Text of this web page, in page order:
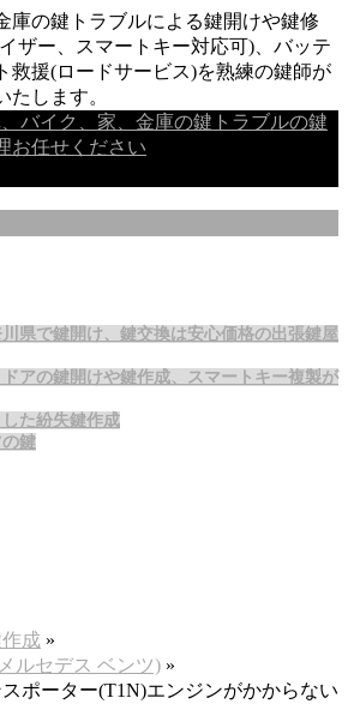
庫の鍵トラブルによる鍵開けや鍵修
ザー、スマートキー対応可)、バッテ
救援(ロードサービス)を熟練の鍵師が
たします。
川県で鍵開け、鍵交換は安心価格の出張鍵屋
ドアの鍵開けや鍵作成、スマートキー複製が
た紛失鍵作成
鍵
成 »
ルセデス ベンツ) »
ポーター(T1N)エンジンがかからない